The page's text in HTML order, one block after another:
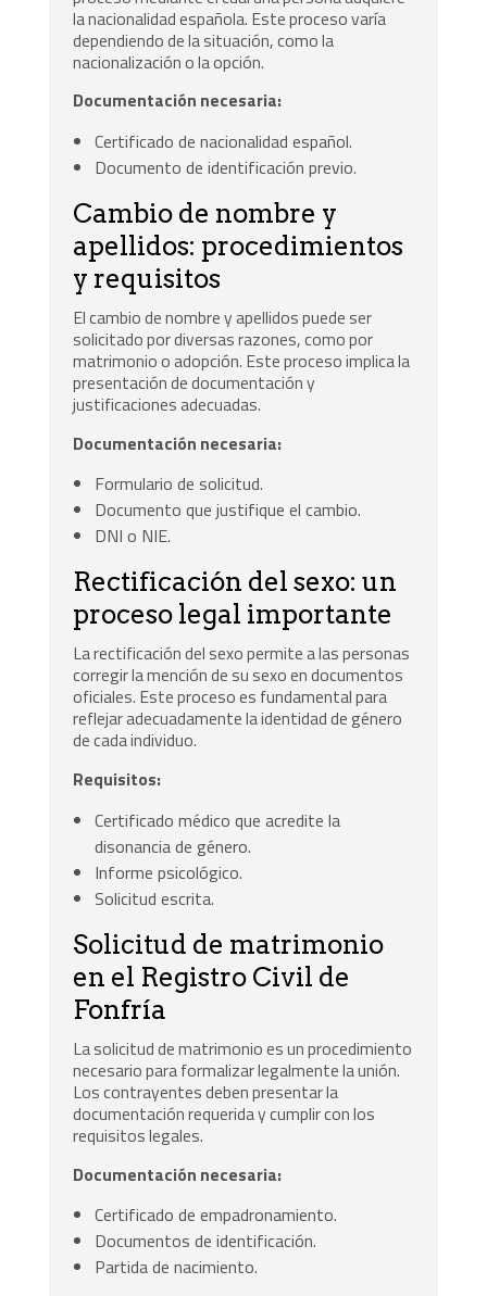
la nacionalidad española. Este proceso varía
dependiendo de la situación, como la
nacionalización o la opción.
Documentación necesaria:
Certificado de nacionalidad español.
Documento de identificación previo.
Cambio de nombre y
apellidos: procedimientos
y requisitos
El cambio de nombre y apellidos puede ser
solicitado por diversas razones, como por
matrimonio o adopción. Este proceso implica la
presentación de documentación y
justificaciones adecuadas.
Documentación necesaria:
Formulario de solicitud.
Documento que justifique el cambio.
DNI o NIE.
Rectificación del sexo: un
proceso legal importante
La rectificación del sexo permite a las personas
corregir la mención de su sexo en documentos
oficiales. Este proceso es fundamental para
reflejar adecuadamente la identidad de género
de cada individuo.
Requisitos:
Certificado médico que acredite la
disonancia de género.
Informe psicológico.
Solicitud escrita.
Solicitud de matrimonio
en el Registro Civil de
Fonfría
La solicitud de matrimonio es un procedimiento
necesario para formalizar legalmente la unión.
Los contrayentes deben presentar la
documentación requerida y cumplir con los
requisitos legales.
Documentación necesaria:
Certificado de empadronamiento.
Documentos de identificación.
Partida de nacimiento.